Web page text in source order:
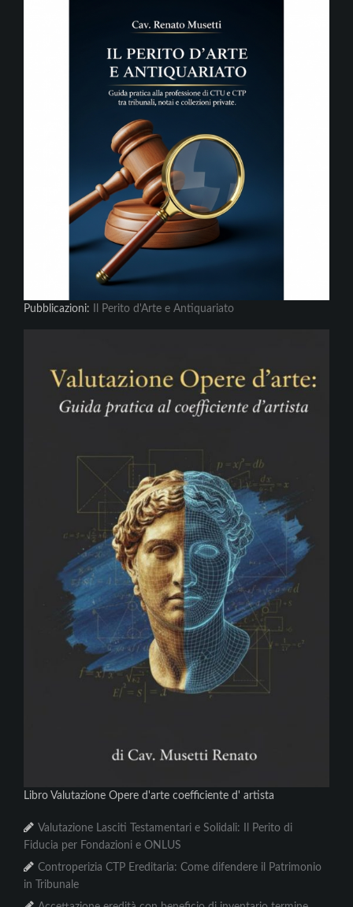
Pubblicazioni: Il Perito d'Arte e Antiquariato
Libro Valutazione Opere d'arte coefficiente d' artista
Valutazione Lasciti Testamentari e Solidali: Il Perito di
Fiducia per Fondazioni e ONLUS
Controperizia CTP Ereditaria: Come difendere il Patrimonio
in Tribunale